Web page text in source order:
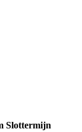
Slottermijn